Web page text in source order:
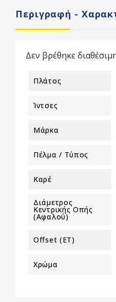
Περιγραφή -
Δεν βρέθηκε
Πλάτος
Ίντσες
Μάρκα
Πέλμα / Τύπος
Καρέ
Διάμετρος
Κεντρικής Οπής
(αφαλού)
Offset (ET)
Χρώμα